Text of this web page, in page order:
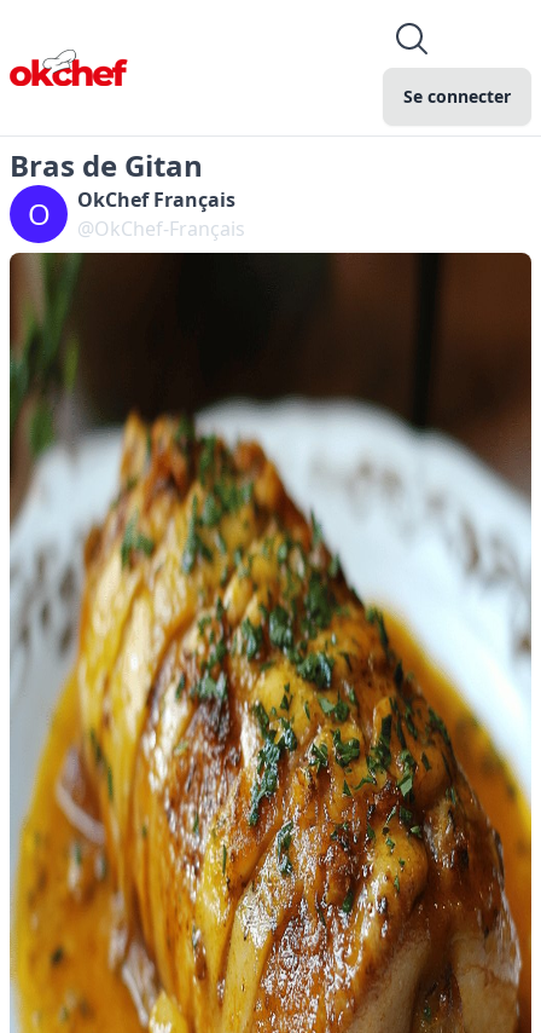
Se connecter
Bras de Gitan
O
OkChef Français
@OkChef-Français